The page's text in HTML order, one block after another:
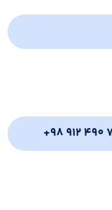
+98 912 490